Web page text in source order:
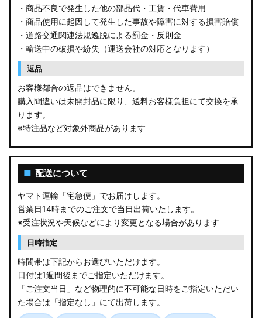
・商品不良で発生した他の部品代・工賃・代車費用
・商品使用に起因して発生した事故や障害に対する損害賠償
・道路交通関連法規逸脱による罰金・反則金
・輸送中の破損や紛失（運送会社の対応となります）
返品
お客様都合の返品はできません。
購入間違いは未開封品に限り、送料お客様負担にて交換を承
ります。
※特注品など対象外商品があります
■ 配送について
ヤマト運輸「宅急便」でお届けします。
営業日14時までのご注文で当日出荷いたします。
※受注状況や天候などにより変更となる場合があります
日時指定
時間帯は下記からお選びいただけます。
日付は1週間後までご指定いただけます。
「ご注文当日」など物理的に不可能な日時をご指定いただい
た場合は「指定なし」にて出荷します。